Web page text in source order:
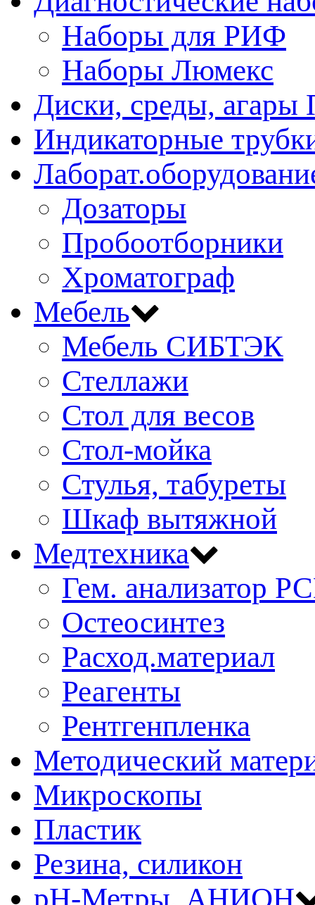
Наборы для РИФ
Наборы Люмекс
Диски, среды, агары
Индикаторные
Дозаторы
Пробоотборники
Хроматограф
Мебель
Мебель СИБТЭК
Стеллажи
Стол для весов
Стол-мойка
Стулья, табуреты
Шкаф вытяжной
Медтехника
Гем. анализатор
Остеосинтез
Расход.материал
Реагенты
Рентгенпленка
Методический
Микроскопы
Пластик
Резина, силикон
рН-Метры, АНИОН